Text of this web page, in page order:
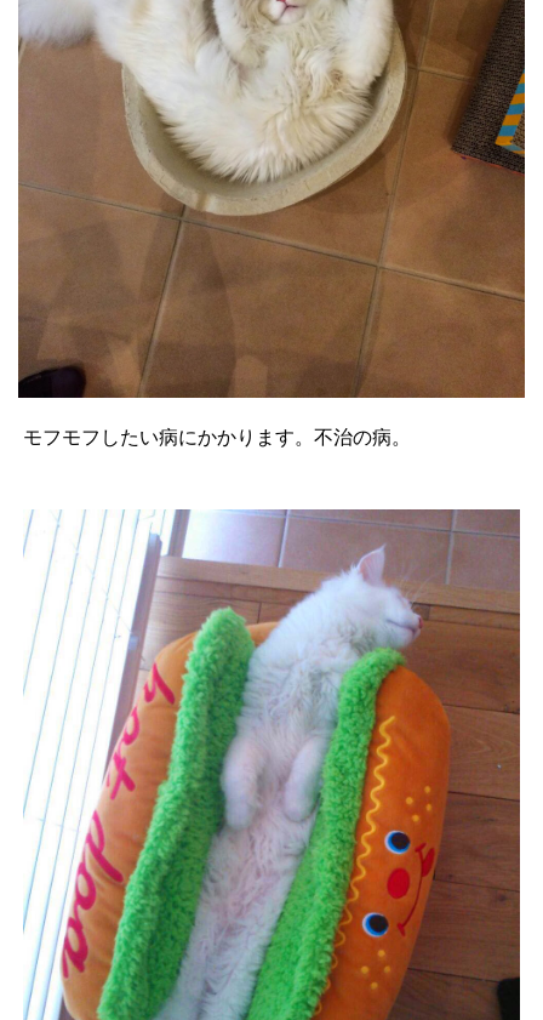
モフモフしたい病にかかります。不治の病。